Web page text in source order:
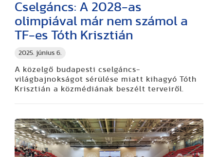
2025. június 6.
Cselgáncs: A 2028-as
olimpiával már nem számol a
TF-es Tóth Krisztián
A közelgő budapesti cselgáncs-
világbajnokságot sérülése miatt kihagyó Tóth
Krisztián a közmédiának beszélt terveiről.